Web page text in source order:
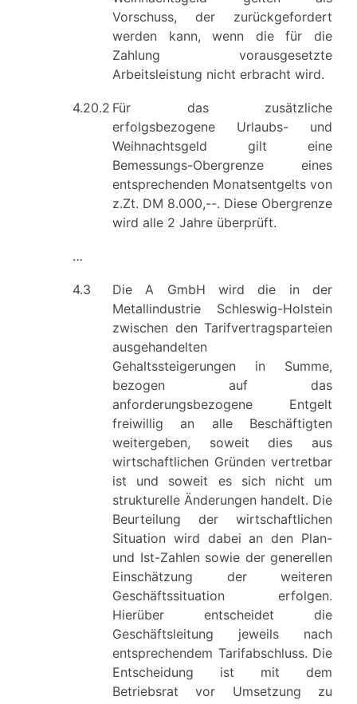
Vorschuss, der zurückgefordert
werden kann, wenn die für die
Zahlung vorausgesetzte
Arbeitsleistung nicht erbracht wird.
4.20.2 Für das zusätzliche
erfolgsbezogene Urlaubs- und
Weihnachtsgeld gilt eine
Bemessungs-Obergrenze eines
entsprechenden Monatsentgelts von
z.Zt. DM 8.000,--. Diese Obergrenze
wird alle 2 Jahre überprüft.
…
4.3
Die A GmbH wird die in der
Metallindustrie Schleswig-Holstein
zwischen den Tarifvertragsparteien
ausgehandelten
Gehaltssteigerungen in Summe,
bezogen auf das
anforderungsbezogene Entgelt
freiwillig an alle Beschäftigten
weitergeben, soweit dies aus
wirtschaftlichen Gründen vertretbar
ist und soweit es sich nicht um
strukturelle Änderungen handelt. Die
Beurteilung der wirtschaftlichen
Situation wird dabei an den Plan-
und Ist-Zahlen sowie der generellen
Einschätzung der weiteren
Geschäftssituation erfolgen.
Hierüber entscheidet die
Geschäftsleitung jeweils nach
entsprechendem Tarifabschluss. Die
Entscheidung ist mit dem
Betriebsrat vor Umsetzung zu